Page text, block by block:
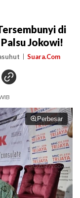
di
Jokowi!
Suara.Com
Perbesar